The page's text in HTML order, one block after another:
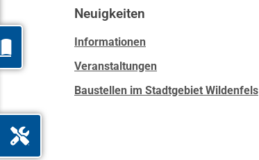
Neuigkeiten
Informationen
Veranstaltungen
Baustellen im Stadtgebiet Wildenfels